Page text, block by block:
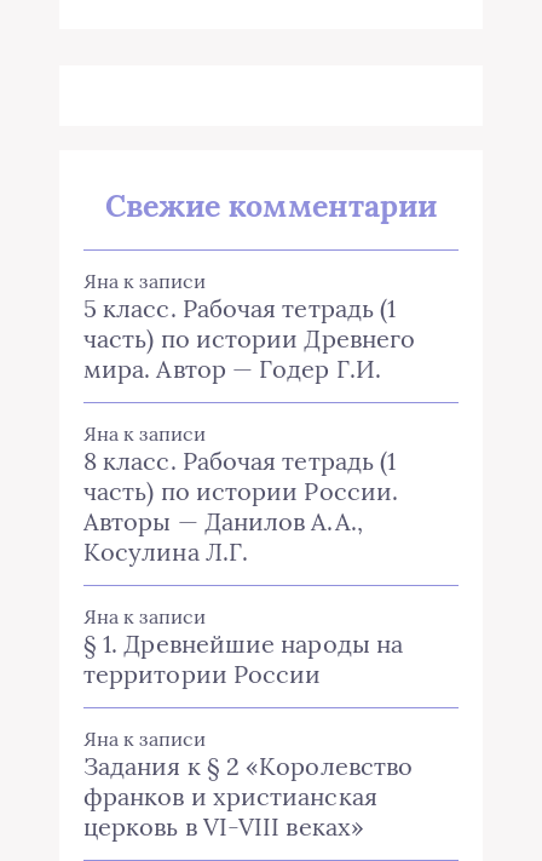
Свежие комментарии
Яна к записи
5 класс. Рабочая тетрадь (1
часть) по истории Древнего
мира. Автор — Годер Г.И.
Яна к записи
8 класс. Рабочая тетрадь (1
часть) по истории России.
Авторы — Данилов А.А.,
Косулина Л.Г.
Яна к записи
§ 1. Древнейшие народы на
территории России
Яна к записи
Задания к § 2 «Королевство
франков и христианская
церковь в VI-VIII веках»